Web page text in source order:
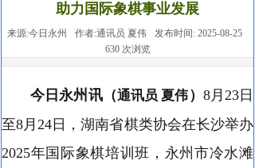
助力国际象棋事业发展
来源:今日永州 作者:通讯员 夏伟 发布时间: 2025-08-25
630 次浏览
今日永州讯（通讯员 夏伟） 8月23日
至8月24日，湖南省棋类协会在长沙举办
2025年国际象棋培训班，永州市冷水滩